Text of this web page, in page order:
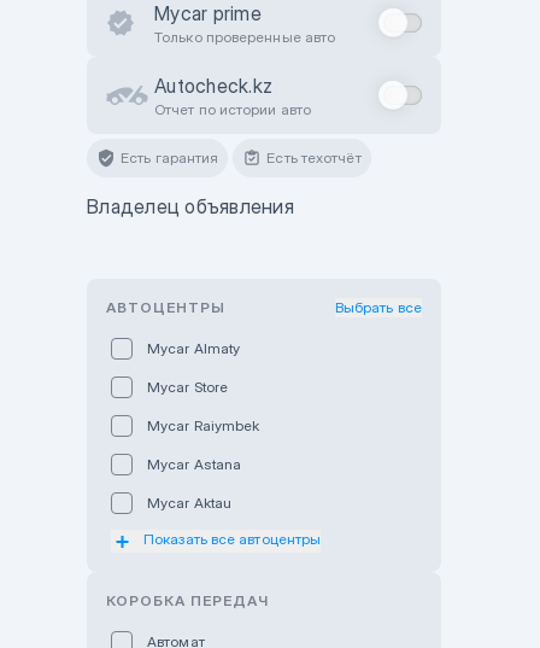
Mycar prime
Только проверенные авто
Autocheck.kz
Отчет по истории авто
Есть гарантия Есть техотчёт
Владелец объявления
АВТОЦЕНТРЫ Выбрать все
Mycar Almaty
Mycar Store
Mycar Raiymbek
Mycar Astana
Mycar Aktau
Mycar Uralsk
Показать все автоцентры
КОРОБКА ПЕРЕДАЧ
Автомат